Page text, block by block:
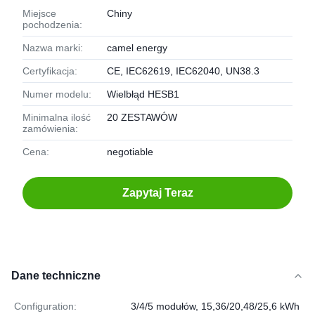
Miejsce
pochodzenia:
Chiny
Nazwa marki: camel energy
Certyfikacja: CE, IEC62619, IEC62040, UN38.3
Numer modelu: Wielbłąd HESB1
Minimalna ilość
zamówienia:
20 ZESTAWÓW
Cena: negotiable
Zapytaj Teraz
Dane techniczne
Configuration: 3/4/5 modułów, 15,36/20,48/25,6 kWh